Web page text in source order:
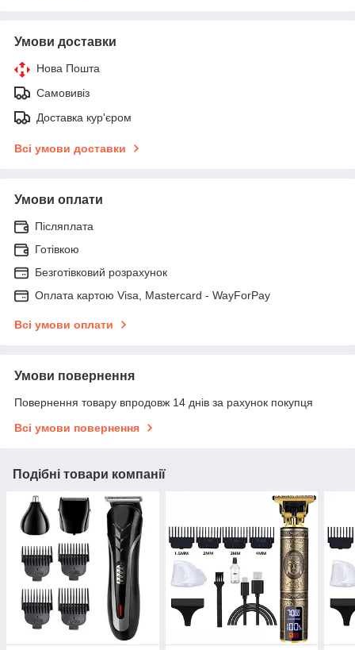
Умови доставки
Нова Пошта
Самовивіз
Доставка кур'єром
Всі умови доставки
Умови оплати
Післяплата
Готівкою
Безготівковий розрахунок
Оплата картою Visa, Mastercard - WayForPay
Всі умови оплати
Умови повернення
Повернення товару впродовж 14 днів за рахунок покупця
Всі умови повернення
Подібні товари компанії